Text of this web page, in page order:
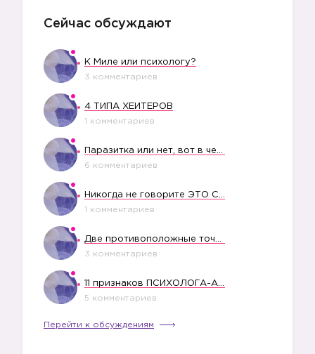
Сейчас обсуждают
К Миле или психологу?
3 комментариев
4 ТИПА ХЕЙТЕРОВ
1 комментариев
6 комментариев
1 комментариев
3 комментариев
5 комментариев
Перейти к обсуждениям